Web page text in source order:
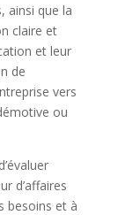
ainsi que la
claire et
et leur
de
vers
ou
d’affaires
besoins et à